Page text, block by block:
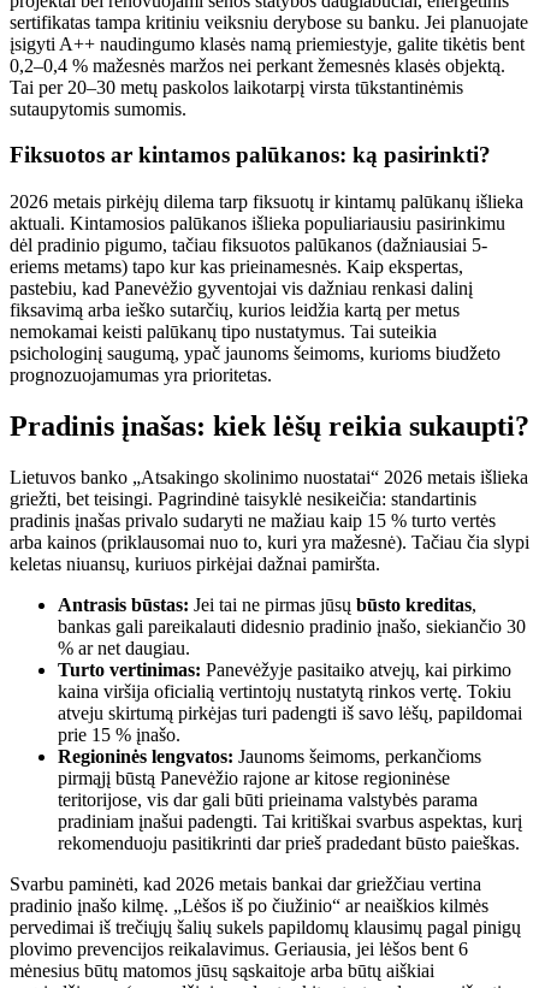
sertifikatas tampa kritiniu veiksniu derybose su banku. Jei planuojate
įsigyti A++ naudingumo klasės namą priemiestyje, galite tikėtis bent
0,2–0,4 % mažesnės maržos nei perkant žemesnės klasės objektą.
Tai per 20–30 metų paskolos laikotarpį virsta tūkstantinėmis
sutaupytomis sumomis.
Fiksuotos ar kintamos palūkanos: ką pasirinkti?
2026 metais pirkėjų dilema tarp fiksuotų ir kintamų palūkanų išlieka
aktuali. Kintamosios palūkanos išlieka populiariausiu pasirinkimu
dėl pradinio pigumo, tačiau fiksuotos palūkanos (dažniausiai 5-
eriems metams) tapo kur kas prieinamesnės. Kaip ekspertas,
pastebiu, kad Panevėžio gyventojai vis dažniau renkasi dalinį
fiksavimą arba ieško sutarčių, kurios leidžia kartą per metus
nemokamai keisti palūkanų tipo nustatymus. Tai suteikia
psichologinį saugumą, ypač jaunoms šeimoms, kurioms biudžeto
prognozuojamumas yra prioritetas.
Pradinis įnašas: kiek lėšų reikia sukaupti?
Lietuvos banko „Atsakingo skolinimo nuostatai“ 2026 metais išlieka
griežti, bet teisingi. Pagrindinė taisyklė nesikeičia: standartinis
pradinis įnašas privalo sudaryti ne mažiau kaip 15 % turto vertės
arba kainos (priklausomai nuo to, kuri yra mažesnė). Tačiau čia slypi
keletas niuansų, kuriuos pirkėjai dažnai pamiršta.
Antrasis būstas: Jei tai ne pirmas jūsų būsto kreditas,
bankas gali pareikalauti didesnio pradinio įnašo, siekiančio 30
% ar net daugiau.
Turto vertinimas: Panevėžyje pasitaiko atvejų, kai pirkimo
kaina viršija oficialią vertintojų nustatytą rinkos vertę. Tokiu
atveju skirtumą pirkėjas turi padengti iš savo lėšų, papildomai
prie 15 % įnašo.
Regioninės lengvatos: Jaunoms šeimoms, perkančioms
pirmąjį būstą Panevėžio rajone ar kitose regioninėse
teritorijose, vis dar gali būti prieinama valstybės parama
pradiniam įnašui padengti. Tai kritiškai svarbus aspektas, kurį
rekomenduoju pasitikrinti dar prieš pradedant būsto paieškas.
Svarbu paminėti, kad 2026 metais bankai dar griežčiau vertina
pradinio įnašo kilmę. „Lėšos iš po čiužinio“ ar neaiškios kilmės
pervedimai iš trečiųjų šalių sukels papildomų klausimų pagal pinigų
plovimo prevencijos reikalavimus. Geriausia, jei lėšos bent 6
mėnesius būtų matomos jūsų sąskaitoje arba būtų aiškiai